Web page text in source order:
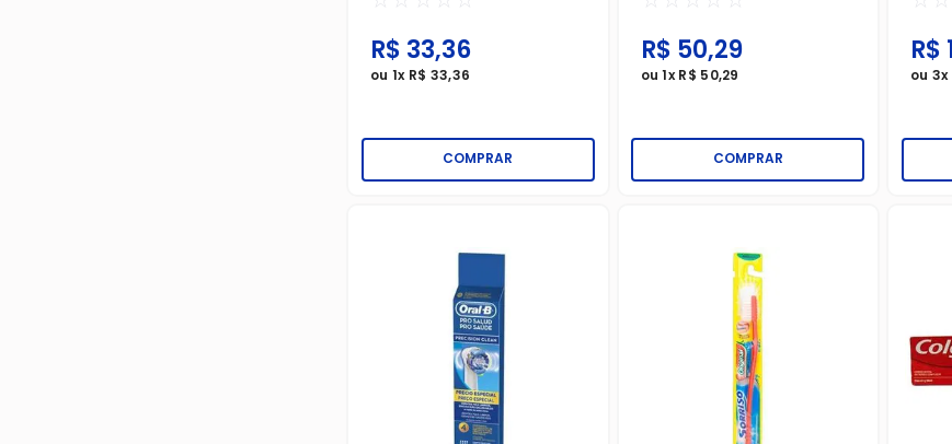
R$ 33,36
ou 1x R$ 33,36
COMPRAR
R$ 50,29
ou1xR$ 50,29
COMPRAR
R$
ou 3x